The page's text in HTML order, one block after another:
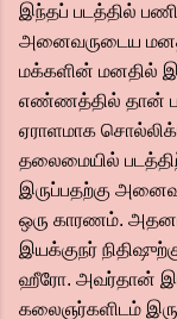
இந்தப் படத்தில்
அனைவருடைய
மக்களின் மனதில்
எண்ணத்தில் தான்
ஏராளமாக
தலைமையில்
இருப்பதற்கு
ஒரு காரணம்.
இயக்குநர்
ஹீரோ. அவர்தான்
கலைஞர்களிடம்